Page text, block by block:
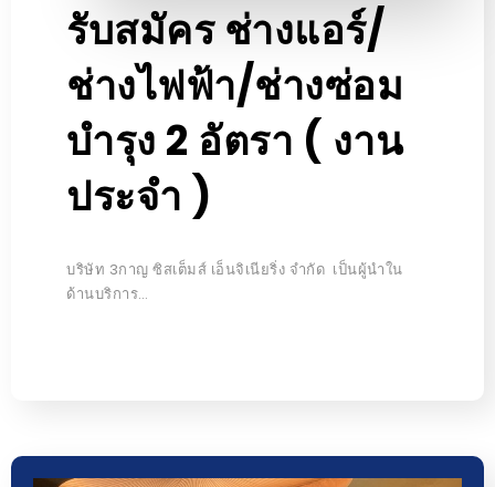
รับสมัคร ช่างแอร์/
ช่างไฟฟ้า/ช่างซ่อม
บำรุง 2 อัตรา ( งาน
ประจำ )
บริษัท 3กาญ ซิสเต็มส์ เอ็นจิเนียริ่ง จำกัด เป็นผู้นำใน
ด้านบริการ…